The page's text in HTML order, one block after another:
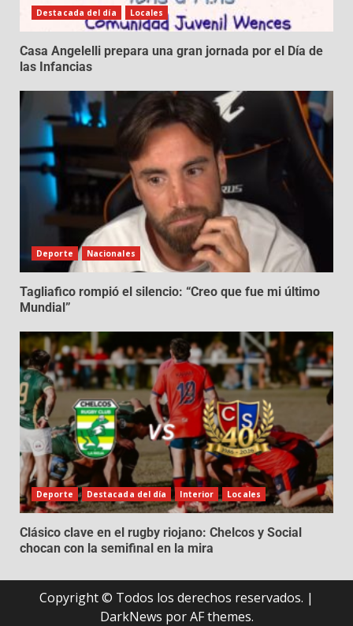
Destacada del día Locales
Casa Angelelli prepara una gran jornada por el Día de
las Infancias
Deporte Nacionales
Tagliafico rompió el silencio: “Creo que fue mi último
Mundial”
Deporte Destacada del día Interior Locales
Clásico clave en el rugby riojano: Chelcos y Social
chocan con la semifinal en la mira
Copyright © Todos los derechos reservados. |
DarkNews por AF themes.